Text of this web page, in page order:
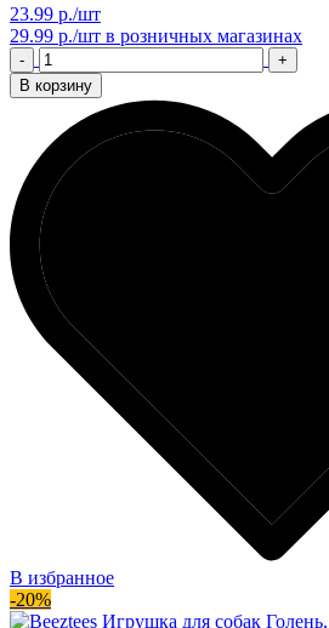
23.99 р./шт
29.99 р./шт в розничных магазинах
-
+
В корзину
В избранное
-20%